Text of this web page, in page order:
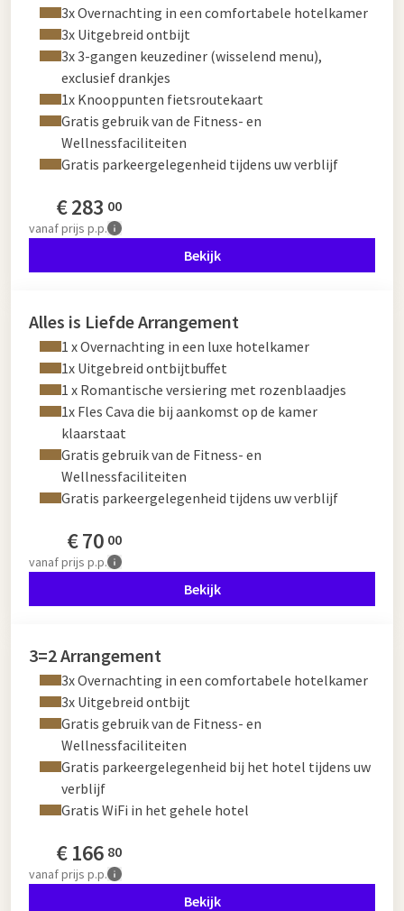
3x Overnachting in een comfortabele hotelkamer
3x Uitgebreid ontbijt
3x 3-gangen keuzediner (wisselend menu),
exclusief drankjes
1x Knooppunten fietsroutekaart
Gratis gebruik van de Fitness- en
Wellnessfaciliteiten
Gratis parkeergelegenheid tijdens uw verblijf
€283 00
vanafprijs p.p.
Bekijk
Alles is Liefde Arrangement
1 x Overnachting in een luxe hotelkamer
1x Uitgebreid ontbijtbuffet
1 x Romantische versiering met rozenblaadjes
1x Fles Cava die bij aankomst op de kamer
klaarstaat
Gratis gebruik van de Fitness- en
Wellnessfaciliteiten
Gratis parkeergelegenheid tijdens uw verblijf
€70 00
vanafprijs p.p.
Bekijk
3=2 Arrangement
3x Overnachting in een comfortabele hotelkamer
3x Uitgebreid ontbijt
Gratis gebruik van de Fitness- en
Wellnessfaciliteiten
Gratis parkeergelegenheid bij het hotel tijdens uw
verblijf
Gratis WiFi in het gehele hotel
€166 80
vanafprijs p.p.
Bekijk